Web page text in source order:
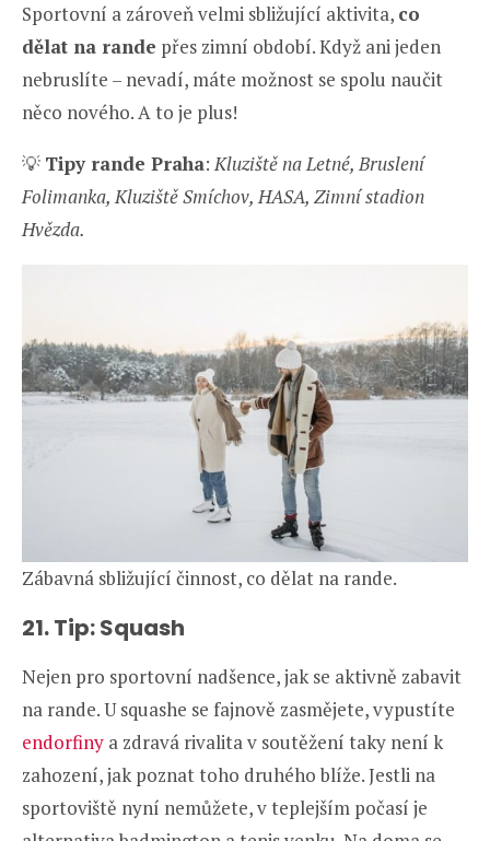
Sportovní a zároveň velmi sbližující aktivita, co
dělat na rande přes zimní období. Když ani jeden
nebruslíte – nevadí, máte možnost se spolu naučit
něco nového. A to je plus!
💡 Tipy rande Praha:Kluziště na Letné, Bruslení
Folimanka, Kluziště Smíchov, HASA, Zimní stadion
Hvězda.
Zábavná sbližující činnost, co dělat na rande.
21. Tip: Squash
Nejen pro sportovní nadšence, jak se aktivně zabavit
na rande. U squashe se fajnově zasmějete, vypustíte
endorfiny a zdravá rivalita v soutěžení taky není k
zahození, jak poznat toho druhého blíže. Jestli na
sportoviště nyní nemůžete, v teplejším počasí je